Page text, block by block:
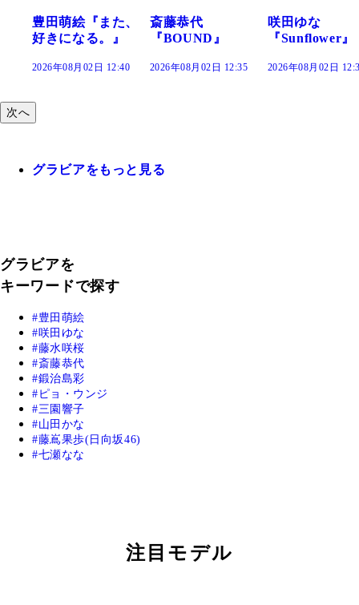
斎藤恭代
『BOUND』
2026年08月02日 12:35
咲田ゆな
『Sunflower』
2026年08月02日 12:30
藤水咲桜『花
だまり』
2026年08月02日
次へ
グラビアをもっと見る
グラビアを
キーワードで探す
豊田萌絵
咲田ゆな
藤水咲桜
斎藤恭代
鍛治島彩
ピョ・ウンジ
三園響子
山田かな
藤嶌果歩(日向坂46)
七瀬なな
注目モデル